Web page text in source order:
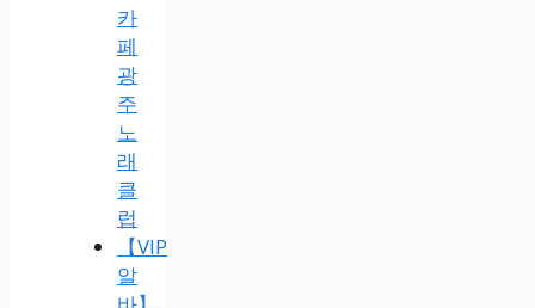
카
페
광
주
노
래
클
럽
【VIP
알